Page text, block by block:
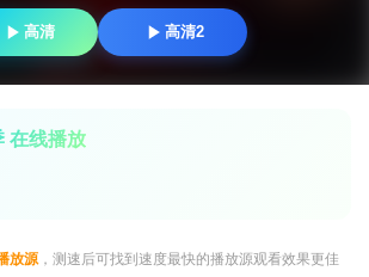
高清 高清2
在线播放
放源，测速后可找到速度最快的播放源观看效果更佳